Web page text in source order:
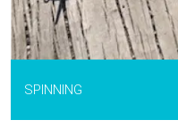
SPINNING